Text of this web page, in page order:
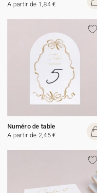
A partir de 1,84 €
Numéro de table
A partir de 2,45 €